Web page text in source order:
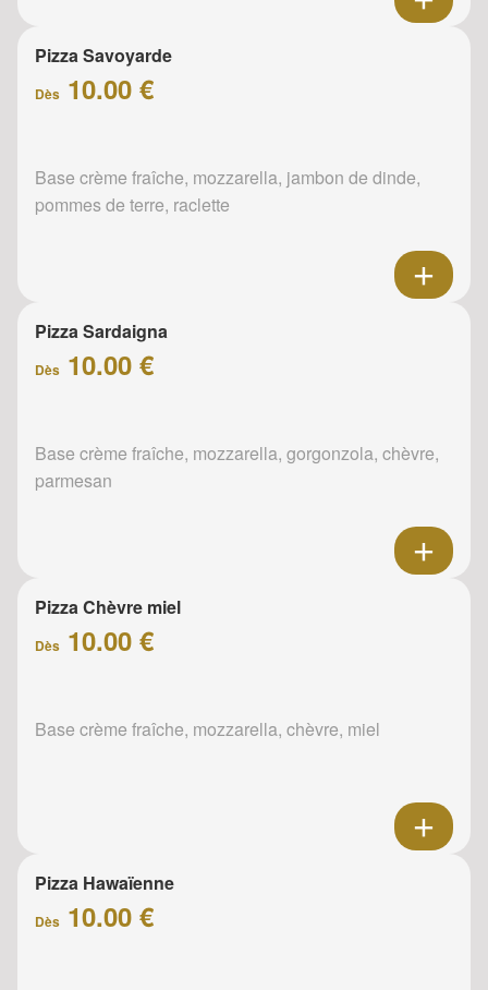
Pizza Savoyarde
Dès 10.00 €
Base crème fraîche, mozzarella, jambon de dinde,
pommes de terre, raclette
Pizza Sardaigna
Dès 10.00 €
Base crème fraîche, mozzarella, gorgonzola, chèvre,
parmesan
Pizza Chèvre miel
Dès 10.00 €
Base crème fraîche, mozzarella, chèvre, miel
Pizza Hawaïenne
Dès 10.00 €